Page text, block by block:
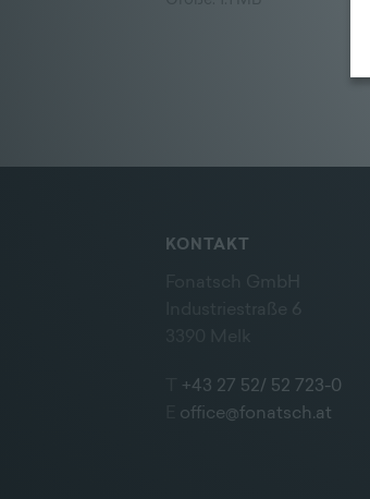
KONTAKT
Fonatsch GmbH
+43 27 52/ 52 723-0
office@fonatsch.at